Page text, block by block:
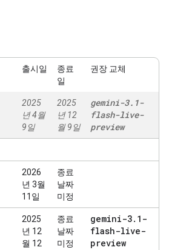
출시일
종료
일
권장 교체
2025
년 4월
9일
2025
년 12
월 9일
gemini-3. 1-
flash-live-
preview
2026
년 3월
11일
종료
날짜
미정
2025
년 12
월 12
종료
날짜
미정
gemini-3. 1-
flash-live-
preview